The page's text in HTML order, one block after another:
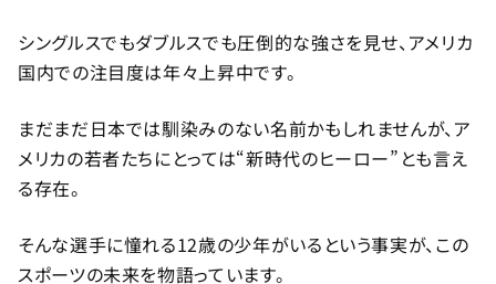
シングルスでもダブルスでも圧倒的な強さを見せ、アメリカ
国内での注目度は年々上昇中です。
まだまだ日本では馴染みのない名前かもしれませんが、ア
メリカの若者たちにとっては“新時代のヒーロー”とも言え
る存在。
そんな選手に憧れる12歳の少年がいるという事実が、この
スポーツの未来を物語っています。